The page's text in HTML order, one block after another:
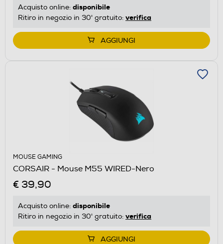
Acquisto online: disponibile
Ritiro in negozio in 30' gratuito: verifica
AGGIUNGI
MOUSE GAMING
CORSAIR - Mouse M55 WIRED-Nero
€ 39,90
Acquisto online: disponibile
Ritiro in negozio in 30' gratuito: verifica
AGGIUNGI